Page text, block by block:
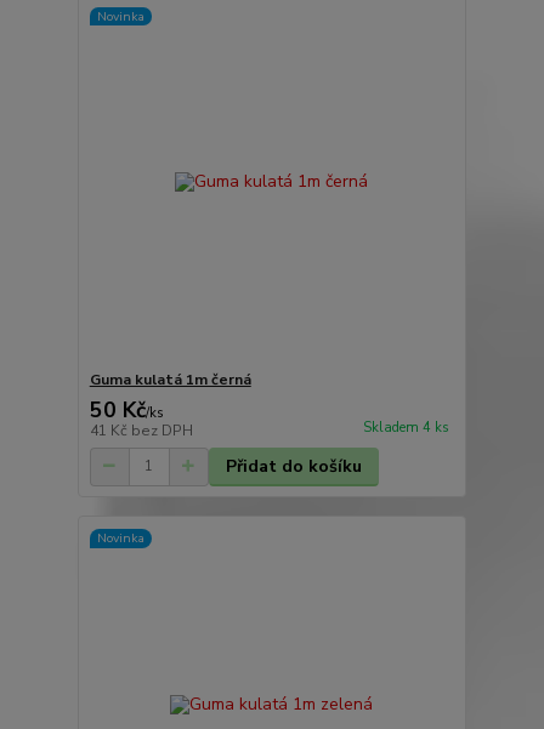
Novinka
Guma kulatá 1m černá
50 Kč/ks
41 Kč bez DPH Skladem 4 ks
Přidat do košíku
Novinka